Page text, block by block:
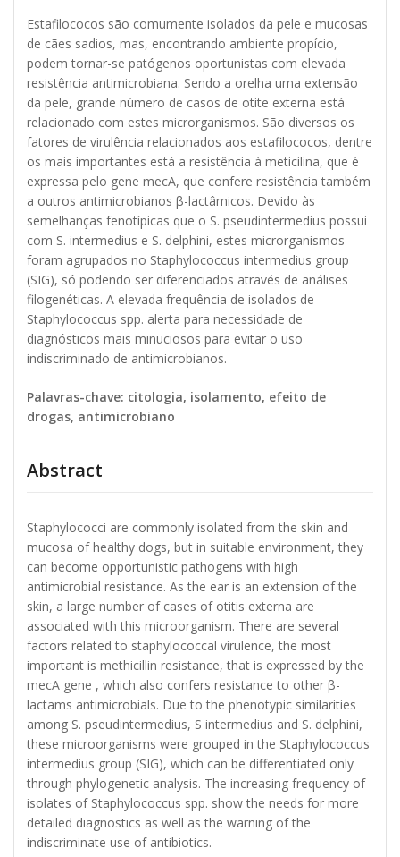
Estafilococos são comumente isolados da pele e mucosas
de cães sadios, mas, encontrando ambiente propício,
podem tornar-se patógenos oportunistas com elevada
resistência antimicrobiana. Sendo a orelha uma extensão
da pele, grande número de casos de otite externa está
relacionado com estes microrganismos. São diversos os
fatores de virulência relacionados aos estafilococos, dentre
os mais importantes está a resistência à meticilina, que é
expressa pelo gene mecA, que confere resistência também
a outros antimicrobianos β-lactâmicos. Devido às
semelhanças fenotípicas que o S. pseudintermedius possui
com S. intermedius e S. delphini, estes microrganismos
foram agrupados no Staphylococcus intermedius group
(SIG), só podendo ser diferenciados através de análises
filogenéticas. A elevada frequência de isolados de
Staphylococcus spp. alerta para necessidade de
diagnósticos mais minuciosos para evitar o uso
indiscriminado de antimicrobianos.
Palavras-chave: citologia, isolamento, efeito de
drogas, antimicrobiano
Abstract
Staphylococci are commonly isolated from the skin and
mucosa of healthy dogs, but in suitable environment, they
can become opportunistic pathogens with high
antimicrobial resistance. As the ear is an extension of the
skin, a large number of cases of otitis externa are
associated with this microorganism. There are several
factors related to staphylococcal virulence, the most
important is methicillin resistance, that is expressed by the
mecA gene , which also confers resistance to other β-
lactams antimicrobials. Due to the phenotypic similarities
among S. pseudintermedius, S intermedius and S. delphini,
these microorganisms were grouped in the Staphylococcus
intermedius group (SIG), which can be differentiated only
through phylogenetic analysis. The increasing frequency of
isolates of Staphylococcus spp. show the needs for more
detailed diagnostics as well as the warning of the
indiscriminate use of antibiotics.